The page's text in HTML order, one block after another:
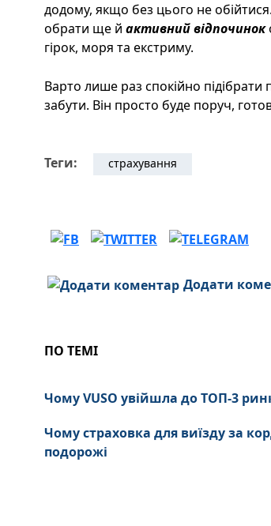
додому, якщо без цього не
обрати ще й активний відпочинок
гірок, моря та екстриму.
Варто лише раз спокійно підібрати
забути. Він просто буде поруч,
Теги: страхування
Додати
ПО ТЕМІ
Чому VUSO увійшла до ТОП-3
Чому страховка для виїзду за
подорожі